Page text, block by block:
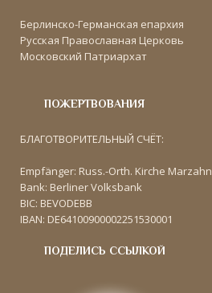
Берлинско-Германская епархия
Русская Православная Церковь
Московский Патриархат
ПОЖЕРТВОВАНИЯ
БЛАГОТВОРИТЕЛЬНЫЙ СЧЁТ:
Empfänger: Russ.-Orth. Kirche Marzahn
Bank: Berliner Volksbank
BIC: BEVODEBB
IBAN: DE64100900002251530001
ПОДЕЛИСЬ ССЫЛКОЙ